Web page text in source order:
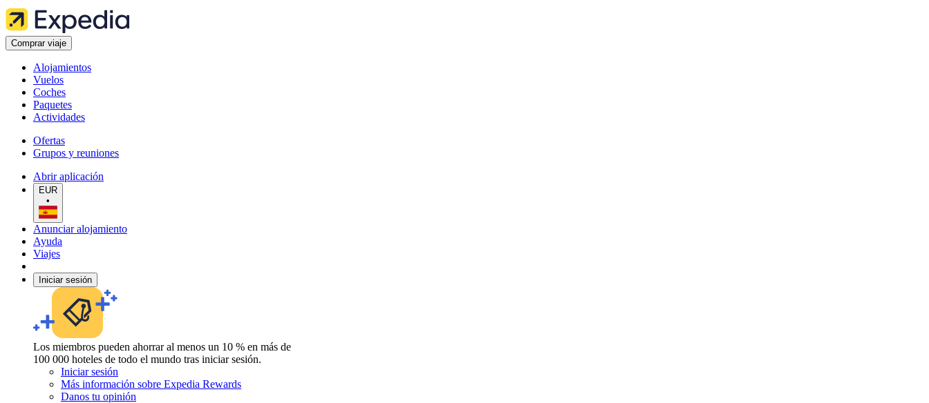
Comprar viaje
Alojamientos
Vuelos
Coches
Paquetes
Actividades
Ofertas
Grupos y reuniones
Abrir aplicación
EUR
•
Anunciar alojamiento
Ayuda
Viajes
Iniciar sesión
Los miembros pueden ahorrar al menos un 10 % en más de
100 000 hoteles de todo el mundo tras iniciar sesión.
Iniciar sesión
Más información sobre Expedia Rewards
Danos tu opinión